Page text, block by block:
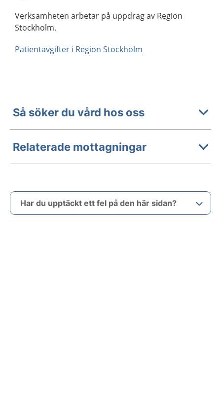
Verksamheten arbetar på uppdrag av Region
Stockholm.
Patientavgifter i Region Stockholm
Så söker du vård hos oss
Relaterade mottagningar
Har du upptäckt ett fel på den här sidan?